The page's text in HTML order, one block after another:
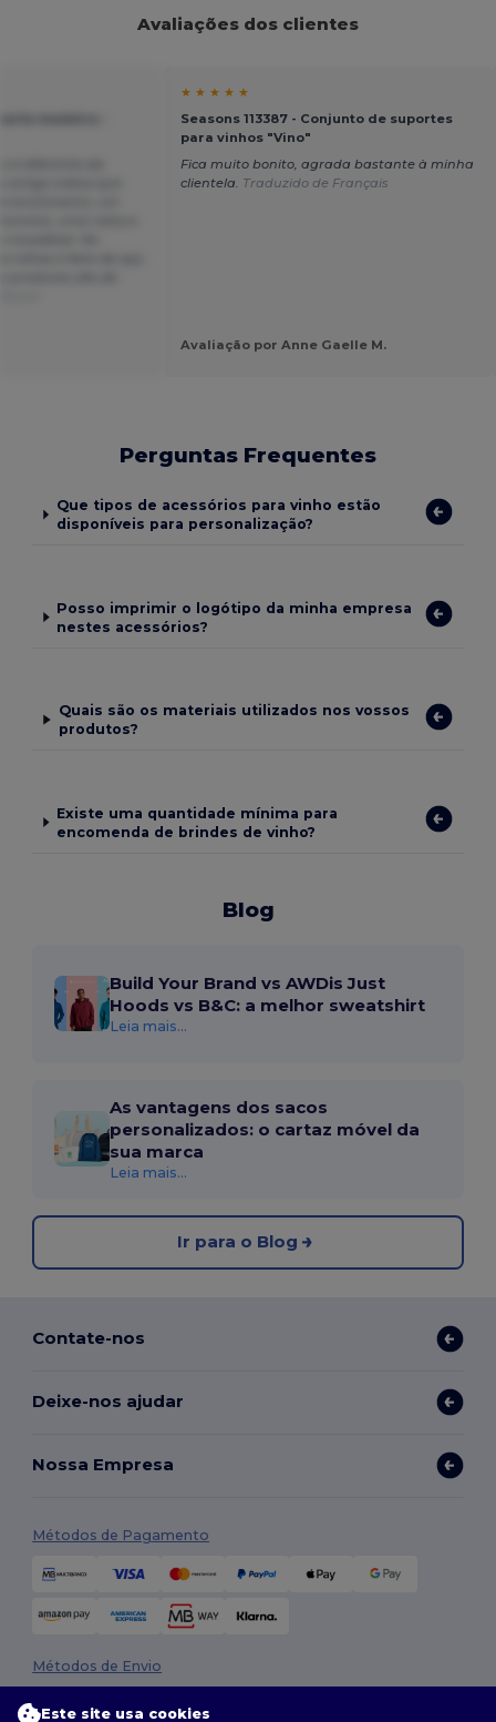
Avaliações dos clientes
★ ★ ★ ★ ★
Seasons 113387 - Conjunto de suportes
para vinhos "Vino"
Fica muito bonito, agrada bastante à minha
clientela. Traduzido de Français
Avaliação por Anne Gaelle M.
Perguntas Frequentes
Que tipos de acessórios para vinho estão
disponíveis para personalização?
Posso imprimir o logótipo da minha empresa
nestes acessórios?
Quais são os materiais utilizados nos vossos
produtos?
Existe uma quantidade mínima para
encomenda de brindes de vinho?
Blog
Build Your Brand vs AWDis Just
Hoods vs B&C: a melhor sweatshirt
Leia mais...
As vantagens dos sacos
personalizados: o cartaz móvel da
sua marca
Leia mais...
Ir para o Blog
Contate-nos
Deixe-nos ajudar
Nossa Empresa
Métodos de Pagamento
Métodos de Envio
Este site usa cookies